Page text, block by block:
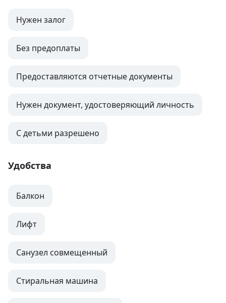
Нужен залог
Без предоплаты
Предоставляются отчетные документы
Нужен документ, удостоверяющий личность
С детьми разрешено
Удобства
Балкон
Лифт
Санузел совмещенный
Стиральная машина